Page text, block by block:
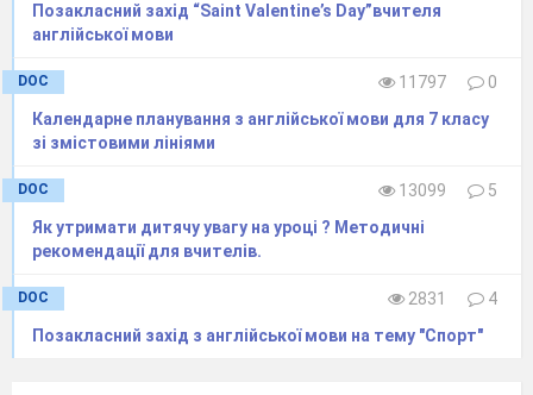
Позакласний захід “Sаint Valentine’s Day”вчителя
англійської мови
DOC 11797
0
Календарне планування з англійської мови для 7 класу
зі змістовими лініями
DOC 13099
5
Як утримати дитячу увагу на уроці ? Методичні
рекомендації для вчителів.
DOC 2831
4
Позакласний захід з англійської мови на тему "Спорт"